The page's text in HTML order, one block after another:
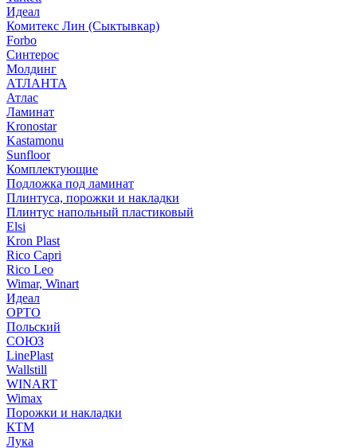
Идеал
Комитекс Лин (Сыктывкар)
Forbo
Синтерос
Молдинг
АТЛАНТА
Атлас
Ламинат
Kronostar
Kastamonu
Sunfloor
Комплектующие
Подложка под ламинат
Плинтуса, порожки и накладки
Плинтус напольный пластиковый
Elsi
Kron Plast
Rico Capri
Rico Leo
Wimar, Winart
Идеал
ОРТО
Польский
СОЮЗ
LinePlast
Wallstill
WINART
Wimax
Порожки и накладки
КТМ
Лука